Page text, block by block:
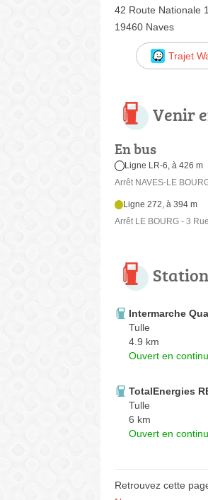
42 Route Nationale
19460 Naves
Trajet
Venir
En bus
Ligne LR-6, à 426 m
Arrêt NAVES-LE
Ligne 272, à 394 m
Arrêt LE BOURG - 3
Intermarche
Tulle
4.9 km
Ouvert en continu
TotalEnergies
Tulle
6 km
Ouvert en continu
Retrouvez cette